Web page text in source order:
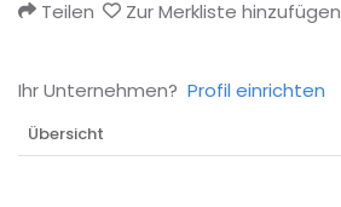
Teilen Zur Merkliste hinzufügen
Ihr Unternehmen? Profil einrichten
Übersicht